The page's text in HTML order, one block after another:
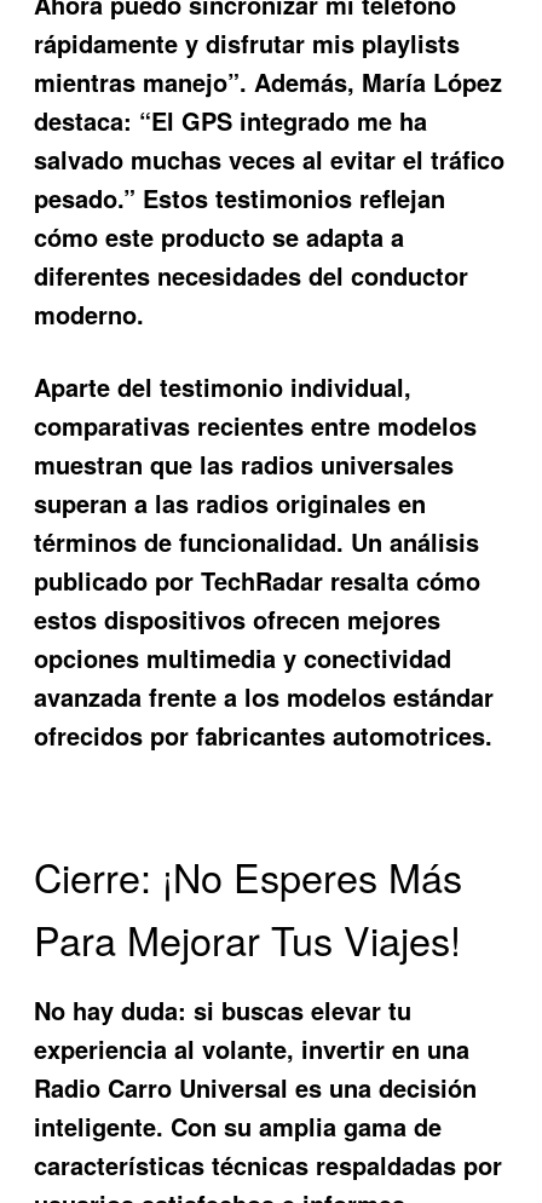
rápidamente y disfrutar mis playlists
mientras manejo”. Además, María López
destaca: “El GPS integrado me ha
salvado muchas veces al evitar el tráfico
pesado.” Estos testimonios reflejan
cómo este producto se adapta a
diferentes necesidades del conductor
moderno.
Aparte del testimonio individual,
comparativas recientes entre modelos
muestran que las radios universales
superan a las radios originales en
términos de funcionalidad. Un análisis
publicado por TechRadar resalta cómo
estos dispositivos ofrecen mejores
opciones multimedia y conectividad
avanzada frente a los modelos estándar
ofrecidos por fabricantes automotrices.
Cierre: ¡No Esperes Más
Para Mejorar Tus Viajes!
No hay duda: si buscas elevar tu
experiencia al volante, invertir en una
Radio Carro Universal es una decisión
inteligente. Con su amplia gama de
características técnicas respaldadas por